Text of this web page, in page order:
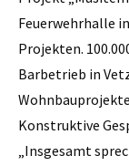
Feuerwehrhalle
Projekten.
Barbetrieb in
Konstruktive
„Insgesamt